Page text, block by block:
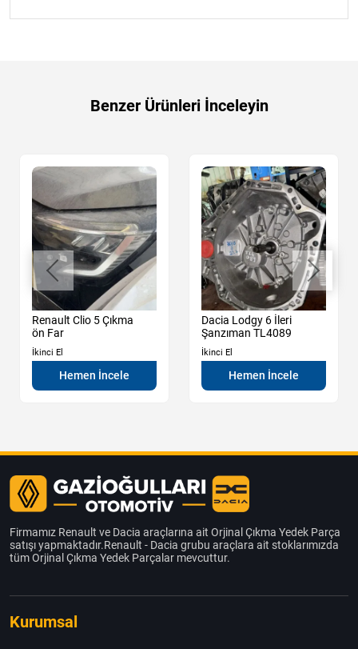
Benzer Ürünleri İnceleyin
Renault Clio 5 Çıkma
ön Far
İkinci El
Hemen İncele
Dacia Lodgy 6 İleri
Şanzıman TL4089
İkinci El
Hemen İncele
Firmamız Renault ve Dacia araçlarına ait Orjinal Çıkma Yedek Parça
satışı yapmaktadır.Renault - Dacia grubu araçlara ait stoklarımızda
tüm Orjinal Çıkma Yedek Parçalar mevcuttur.
Kurumsal